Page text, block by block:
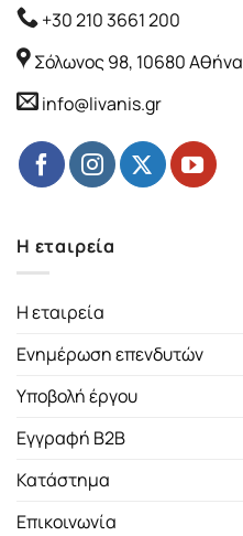
+30 210 3661 200
Σόλωνος 98, 10680 Αθήνα
info@livanis.gr
Η εταιρεία
Η εταιρεία
Ενημέρωση επενδυτών
Υποβολή έργου
Εγγραφή B2B
Κατάστημα
Επικοινωνία